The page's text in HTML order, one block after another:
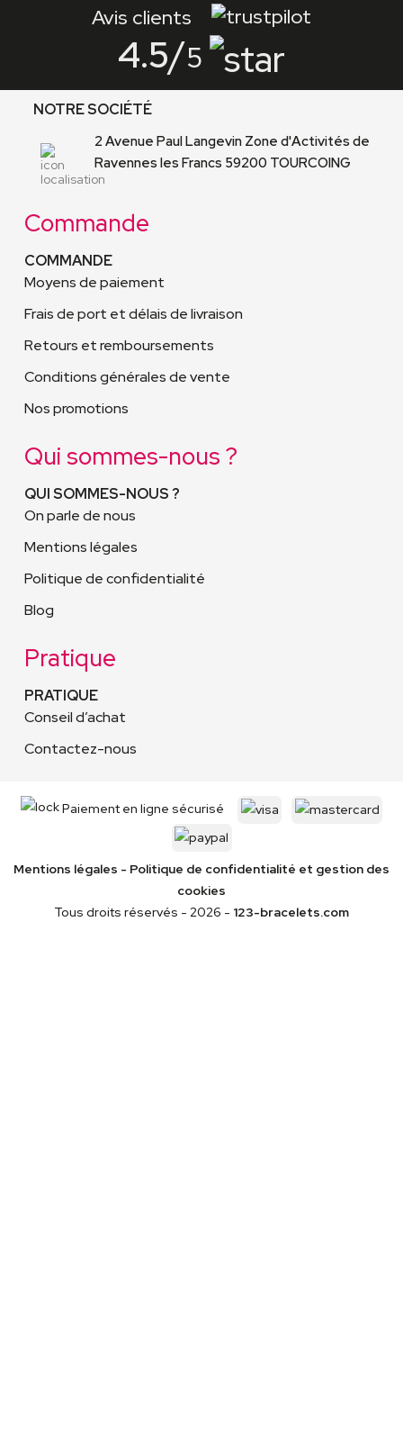
Avis clients
4.5/5
NOTRE SOCIÉTÉ
2 Avenue Paul Langevin Zone d'Activités de
Ravennes les Francs 59200 TOURCOING
Commande
COMMANDE
Conditions générales de vente
Moyens de paiement
Frais de port et délais de livraison
Retours et remboursements
Nos promotions
Qui sommes-nous ?
QUI SOMMES-NOUS ?
Mentions légales
Politique de confidentialité
On parle de nous
Blog
Pratique
PRATIQUE
Conseil d’achat
Contactez-nous
Paiement en ligne sécurisé
Mentions légales - Politique de confidentialité et gestion des
cookies
Tous droits réservés - 2026 - 123-bracelets.com